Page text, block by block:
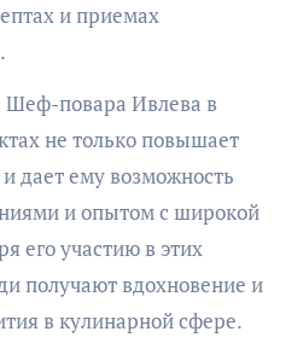
и приемах
Шеф-повара Ивлева в
не только повышает
дает ему возможность
и опытом с широкой
его участию в этих
получают вдохновение и
в кулинарной сфере.